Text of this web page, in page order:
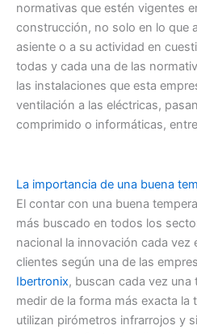
normativas que estén vigentes
construcción, no solo en lo que
asiente o a su actividad en
todas y cada una de las
las instalaciones que esta
ventilación a las eléctricas,
comprimido o informáticas,
La importancia de una buena
El contar con una buena
más buscado en todos los
nacional la innovación cada vez
clientes según una de las
Ibertronix, buscan cada vez una
medir de la forma más exacta la
utilizan pirómetros infrarrojos y